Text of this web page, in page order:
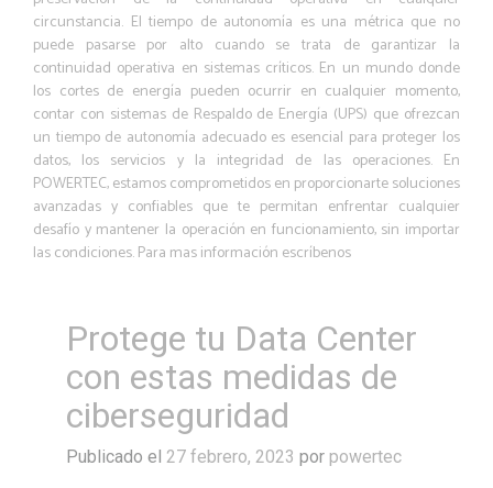
circunstancia. El tiempo de autonomía es una métrica que no
puede pasarse por alto cuando se trata de garantizar la
continuidad operativa en sistemas críticos. En un mundo donde
los cortes de energía pueden ocurrir en cualquier momento,
contar con sistemas de Respaldo de Energía (UPS) que ofrezcan
un tiempo de autonomía adecuado es esencial para proteger los
datos, los servicios y la integridad de las operaciones. En
POWERTEC, estamos comprometidos en proporcionarte soluciones
avanzadas y confiables que te permitan enfrentar cualquier
desafío y mantener la operación en funcionamiento, sin importar
las condiciones. Para mas información escríbenos
Protege tu Data Center
con estas medidas de
ciberseguridad
Publicado el 27 febrero, 2023 por powertec